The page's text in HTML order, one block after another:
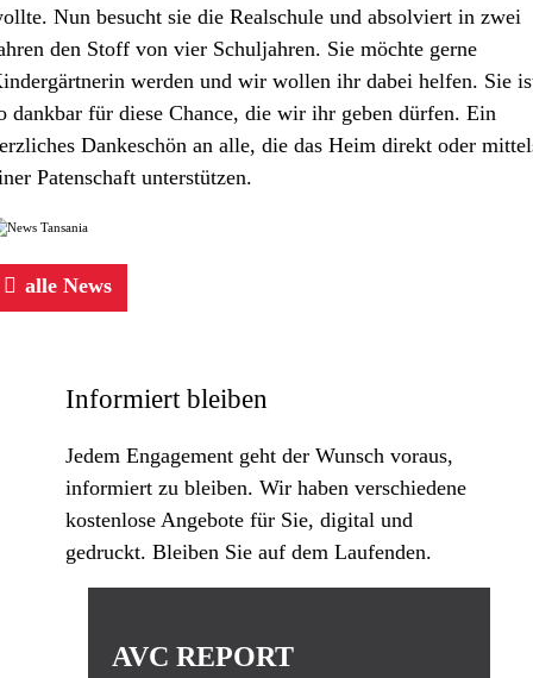
Nun besucht sie die Realschule und absolviert in zwei
den Stoff von vier Schuljahren. Sie möchte gerne
werden und wir wollen ihr dabei helfen. Sie
dankbar für diese Chance, die wir ihr geben dürfen. Ein
Dankeschön an alle, die das Heim direkt oder
Patenschaftunterstützen.
alle News
Informiert bleiben
Jedem Engagement geht der Wunsch voraus,
informiert zu bleiben. Wir haben verschiedene
kostenlose Angebote für Sie, digital und
gedruckt. Bleiben Sie auf dem Laufenden.
AVC REPORT